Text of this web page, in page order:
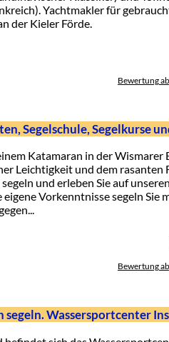
Yachtmakler für
der Kieler Förde.
Bewertung
Segelschule, Segelkurse
Katamaran in der Wismarer
Leichtigkeit und dem rasanten
und erleben Sie auf unseren
Vorkenntnisse segeln Sie
Bewertung
Wassersportcenter